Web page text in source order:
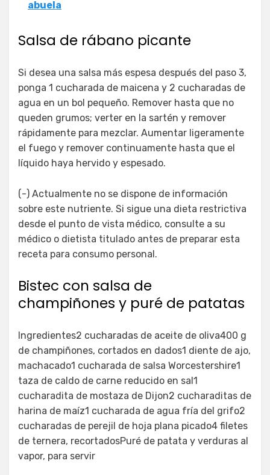
abuela
Salsa de rábano picante
Si desea una salsa más espesa después del paso 3,
ponga 1 cucharada de maicena y 2 cucharadas de
agua en un bol pequeño. Remover hasta que no
queden grumos; verter en la sartén y remover
rápidamente para mezclar. Aumentar ligeramente
el fuego y remover continuamente hasta que el
líquido haya hervido y espesado.
(-) Actualmente no se dispone de información
sobre este nutriente. Si sigue una dieta restrictiva
desde el punto de vista médico, consulte a su
médico o dietista titulado antes de preparar esta
receta para consumo personal.
Bistec con salsa de
champiñones y puré de patatas
Ingredientes2 cucharadas de aceite de oliva400 g
de champiñones, cortados en dados1 diente de ajo,
machacado1 cucharada de salsa Worcestershire1
taza de caldo de carne reducido en sal1
cucharadita de mostaza de Dijon2 cucharaditas de
harina de maíz1 cucharada de agua fría del grifo2
cucharadas de perejil de hoja plana picado4 filetes
de ternera, recortadosPuré de patata y verduras al
vapor, para servir